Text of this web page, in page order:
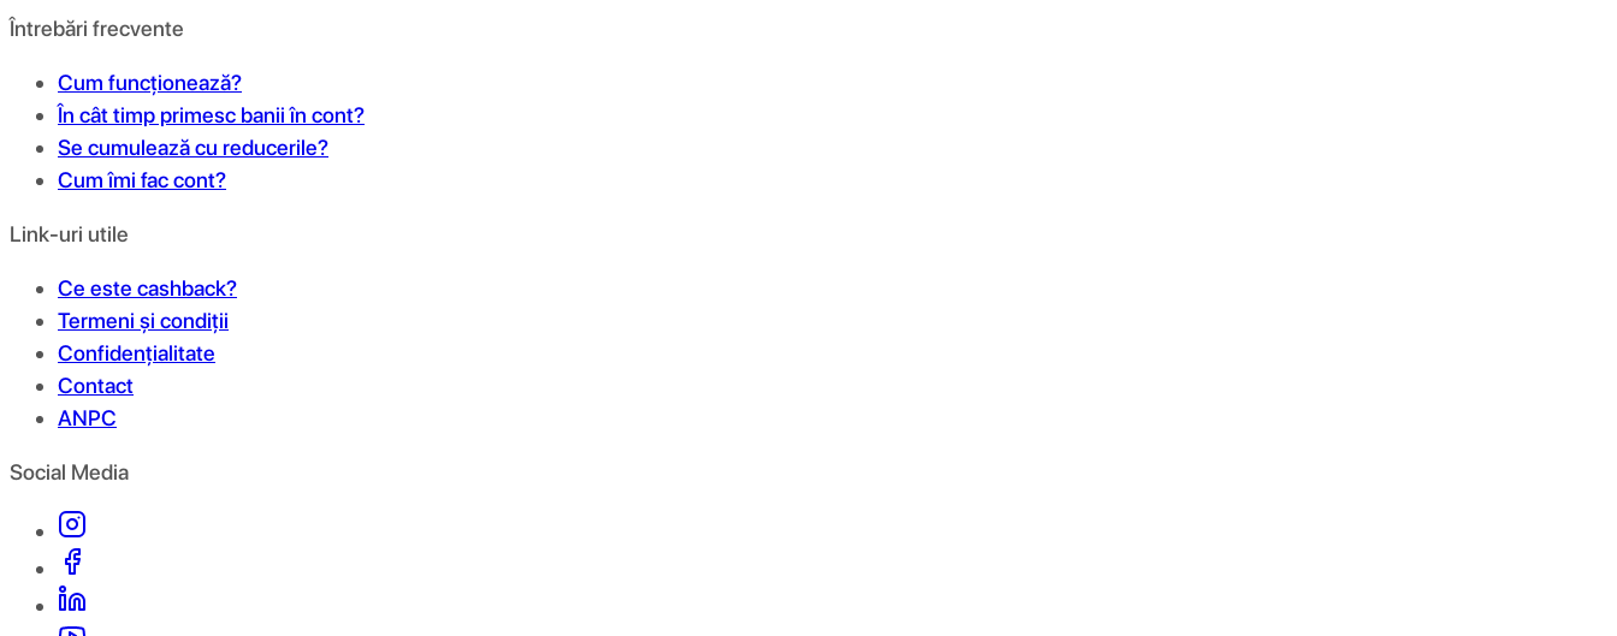
Întrebări frecvente
Cum funcționează?
În cât timp primesc banii în cont?
Se cumulează cu reducerile?
Cum îmi fac cont?
Link-uri utile
Ce este cashback?
Termeni și condiții
Confidențialitate
Contact
ANPC
Social Media